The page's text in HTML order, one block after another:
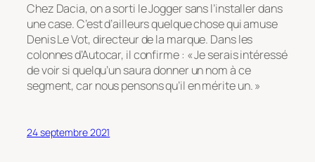
Chez Dacia, on a sorti le Jogger sans l’installer dans
une case. C’est d’ailleurs quelque chose qui amuse
Denis Le Vot, directeur de la marque. Dans les
colonnes d’Autocar, il confirme : «Je serais intéressé
de voir si quelqu’un saura donner un nom à ce
segment, car nous pensons qu’il en mérite un. »
24 septembre 2021